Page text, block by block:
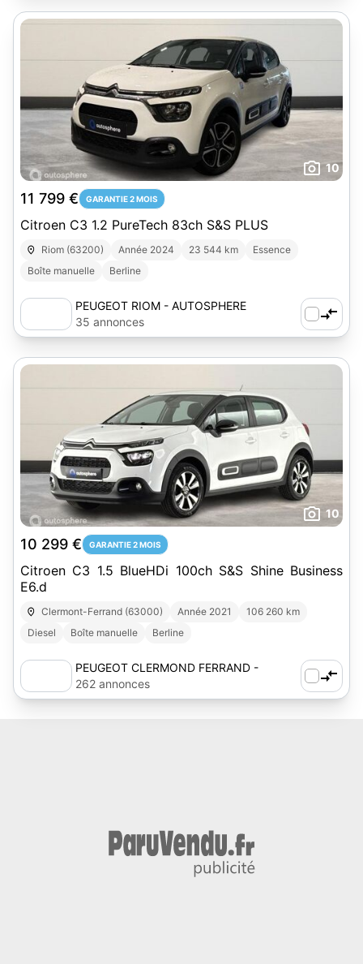
10
11 799 € GARANTIE 2 MOIS
Citroen C3 1.2 PureTech 83ch S&S PLUS
Riom (63200) Année 2024 23 544 km
Essence
Boîte manuelle
Berline
PEUGEOT RIOM - AUTOSPHERE
35 annonces
10
10 299 € GARANTIE 2 MOIS
Citroen C3 1.5 BlueHDi 100ch S&S Shine Business
E6.d
Clermont-Ferrand (63000) Année 2021
106 260 km
Diesel
Boîte manuelle Berline
PEUGEOT CLERMOND FERRAND -
AUTOSPHERE
262 annonces